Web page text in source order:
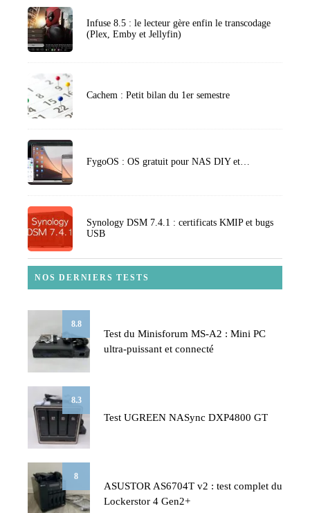
Infuse 8.5 : le lecteur gère enfin le transcodage
(Plex, Emby et Jellyfin)
Cachem : Petit bilan du 1er semestre
FygoOS : OS gratuit pour NAS DIY et…
Synology DSM 7.4.1 : certificats KMIP et bugs
USB
NOS DERNIERS TESTS
8.8
Test du Minisforum MS-A2 : Mini PC
ultra-puissant et connecté
8.3
Test UGREEN NASync DXP4800 GT
8
ASUSTOR AS6704T v2 : test complet du
Lockerstor 4 Gen2+